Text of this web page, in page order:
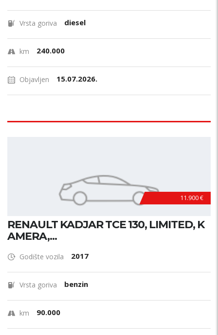
Vrsta goriva diesel
km 240.000
Objavljen 15.07.2026.
11.900 €
RENAULT KADJAR TCE 130, LIMITED, K
AMERA,...
Godište vozila 2017
Vrsta goriva benzin
km 90.000